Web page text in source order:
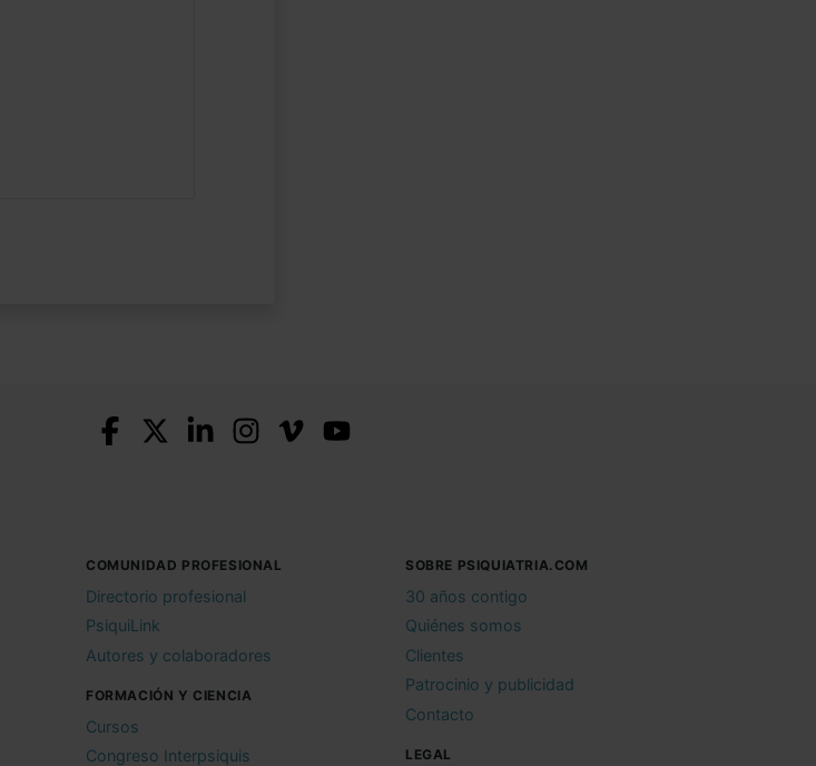
COMUNIDAD PROFESIONAL
Directorio profesional
PsiquiLink
Autores y colaboradores
FORMACIÓN Y CIENCIA
Cursos
Congreso Interpsiquis
SOBRE PSIQUIATRIA.COM
30 años contigo
Quiénes somos
Clientes
Patrocinio y publicidad
Contacto
LEGAL